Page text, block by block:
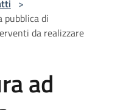
>
pubblica di
da realizzare
ad